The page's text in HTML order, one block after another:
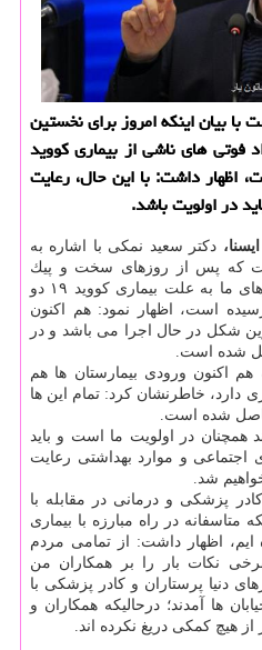
با بیان اینكه امروز برای نخستین
فوتی های ناشی از بیماری كووید
اظهار داشت: با این حال، رعایت
در اولویت باشد.
دكتر سعید نمكی با اشاره به
كه پس از روزهای سخت و پیك
بیماری كرونا، تعداد مرگ و میرهای ما به علت بیماری كووید ۱۹ دو
و به عدد ۹۸ نفر رسیده است، اظهار نمود: هم اكنون
شكل در حال اجرا می باشد و در
شده است.
هم اكنون ورودی بیمارستان ها هم
خاطرنشان كرد: تمام این ها
شده است.
همچنان در اولویت ما است و باید
اجتماعی و موارد بهداشتی رعایت
شد.
پزشكی و درمانی در مقابله با
متاسفانه در راه مبارزه با بیماری
ایم، اظهار داشت: از تمامی مردم
نكات بار را بر همكاران من
دنیا پرستاران و كادر پزشكی با
ها آمدند؛ درحالیكه همكاران و
هیچ كمكی دریغ نكرده اند.